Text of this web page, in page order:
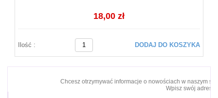
18,00 zł
Ilość : DODAJ DO KOSZYKA
Chcesz otrzymywać informacje o nowościach w naszym
Wpisz swój adres